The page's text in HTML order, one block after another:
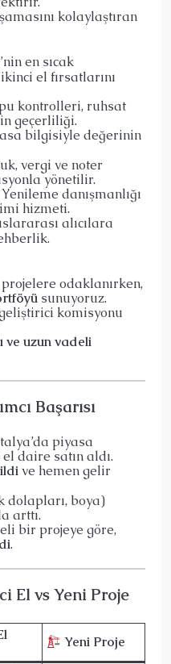
kolaylaştıran
en sıcak
el fırsatlarını
kontrolleri, ruhsat
geçerliliği.
bilgisiyle değerinin
vergi ve noter
yönetilir.
Yenileme danışmanlığı
hizmeti.
alıcılara
odaklanırken,
sunuyoruz.
komisyonu
ve uzun vadeli
Başarısı
piyasa
daire satın aldı.
ve hemen gelir
dolapları, boya)
arttı.
bir projeye göre,
.
El vs Yeni Proje
Yeni Proje